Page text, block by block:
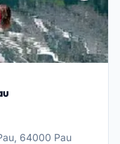
64000 Pau